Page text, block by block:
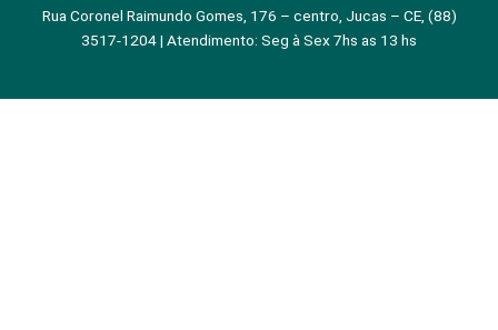
Rua Coronel Raimundo Gomes, 176 – centro, Jucas – CE, (88)
3517-1204 | Atendimento: Seg à Sex 7hs as 13 hs